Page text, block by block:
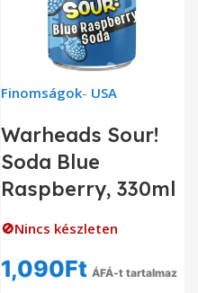
Finomságok- USA
Warheads Sour!
Soda Blue
Raspberry, 330ml
🚫Nincs készleten
1,090Ft ÁFÁ-t tartalmaz